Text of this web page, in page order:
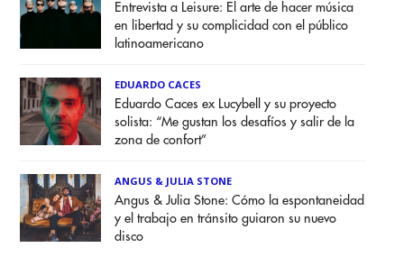
Entrevista a Leisure: El arte de hacer música
en libertad y su complicidad con el público
latinoamericano
EDUARDO CACES
Eduardo Caces ex Lucybell y su proyecto
solista: “Me gustan los desafíos y salir de la
zona de confort”
ANGUS & JULIA STONE
Angus & Julia Stone: Cómo la espontaneidad
y el trabajo en tránsito guiaron su nuevo
disco